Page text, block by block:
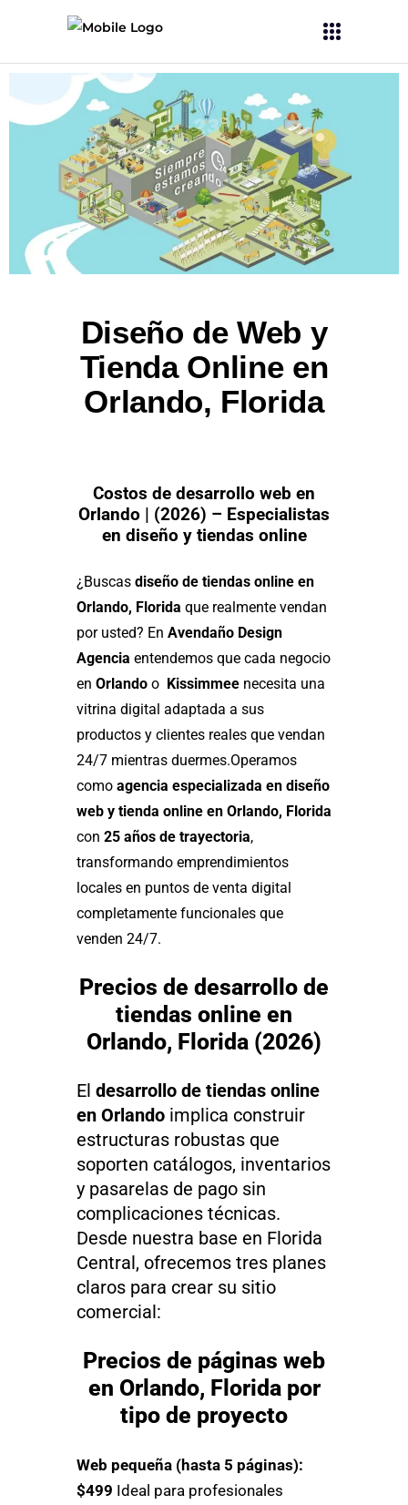
Diseño de Web y
Tienda Online en
Orlando, Florida
Costos de desarrollo web en
Orlando | (2026) – Especialistas
en diseño y tiendas online
¿Buscas diseño de tiendas online en
Orlando, Florida que realmente vendan
por usted? En Avendaño Design
Agencia entendemos que cada negocio
en Orlando o Kissimmee necesita una
vitrina digital adaptada a sus
productos y clientes reales que vendan
24/7 mientras duermes.Operamos
como agencia especializada en diseño
web y tienda online en Orlando, Florida
con 25 años de trayectoria,
transformando emprendimientos
locales en puntos de venta digital
completamente funcionales que
venden 24/7.
Precios de desarrollo de
tiendas online en
Orlando, Florida (2026)
El desarrollo de tiendas online
en Orlando implica construir
estructuras robustas que
soporten catálogos, inventarios
y pasarelas de pago sin
complicaciones técnicas.
Desde nuestra base en Florida
Central, ofrecemos tres planes
claros para crear su sitio
comercial:
Precios de páginas web
en Orlando, Florida por
tipo de proyecto
Web pequeña (hasta 5 páginas):
$499 Ideal para profesionales